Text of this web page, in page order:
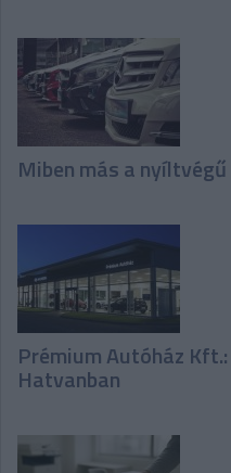
Miben más a
Prémium Autóház
Hatvanban